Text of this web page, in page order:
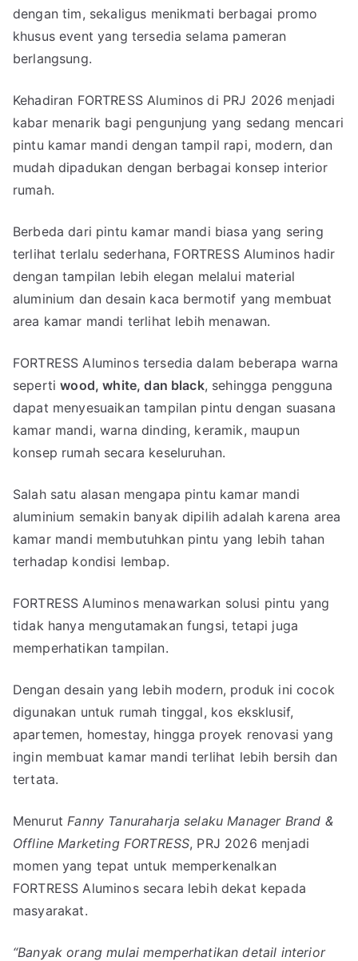
dengan tim, sekaligus menikmati berbagai promo
khusus event yang tersedia selama pameran
berlangsung.
Kehadiran FORTRESS Aluminos di PRJ 2026 menjadi
kabar menarik bagi pengunjung yang sedang mencari
pintu kamar mandi dengan tampil rapi, modern, dan
mudah dipadukan dengan berbagai konsep interior
rumah.
Berbeda dari pintu kamar mandi biasa yang sering
terlihat terlalu sederhana, FORTRESS Aluminos hadir
dengan tampilan lebih elegan melalui material
aluminium dan desain kaca bermotif yang membuat
area kamar mandi terlihat lebih menawan.
FORTRESS Aluminos tersedia dalam beberapa warna
sepertiwood, white, dan black, sehingga pengguna
dapat menyesuaikan tampilan pintu dengan suasana
kamar mandi, warna dinding, keramik, maupun
konsep rumah secara keseluruhan.
Salah satu alasan mengapa pintu kamar mandi
aluminium semakin banyak dipilih adalah karena area
kamar mandi membutuhkan pintu yang lebih tahan
terhadap kondisi lembap.
FORTRESS Aluminos menawarkan solusi pintu yang
tidak hanya mengutamakan fungsi, tetapi juga
memperhatikan tampilan.
Dengan desain yang lebih modern, produk ini cocok
digunakan untuk rumah tinggal, kos eksklusif,
apartemen, homestay, hingga proyek renovasi yang
ingin membuat kamar mandi terlihat lebih bersih dan
tertata.
MenurutFanny Tanuraharja selaku Manager Brand &
Offline Marketing FORTRESS, PRJ 2026 menjadi
momen yang tepat untuk memperkenalkan
FORTRESS Aluminos secara lebih dekat kepada
masyarakat.
“Banyak orang mulai memperhatikan detail interior